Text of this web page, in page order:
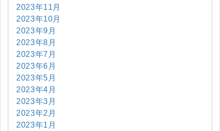
2023年11月
2023年10月
2023年9月
2023年8月
2023年7月
2023年6月
2023年5月
2023年4月
2023年3月
2023年2月
2023年1月